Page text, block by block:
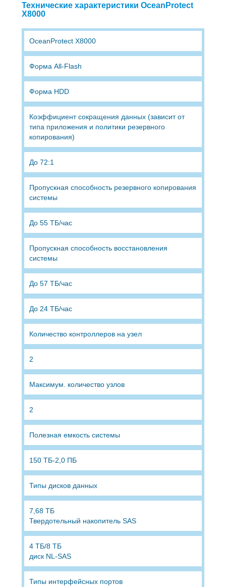
Технические характеристики OceanProtect
X8000
OceanProtect X8000
Форма All-Flash
Форма HDD
Коэффициент сокращения данных (зависит от
типа приложения и политики резервного
копирования)
До 72:1
Пропускная способность резервного копирования
системы
До 55 ТБ/час
Пропускная способность восстановления
системы
До 57 ТБ/час
До 24 ТБ/час
Количество контроллеров на узел
2
Максимум. количество узлов
2
Полезная емкость системы
150 ТБ-2,0 ПБ
Типы дисков данных
7,68 ТБ
Твердотельный накопитель SAS
4 ТБ/8 ТБ
диск NL-SAS
Типы интерфейсных портов